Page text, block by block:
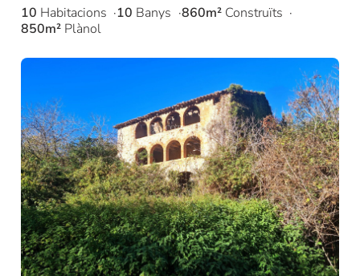
10 Habitacions 10 Banys 860m² Construïts
850m² Plànol